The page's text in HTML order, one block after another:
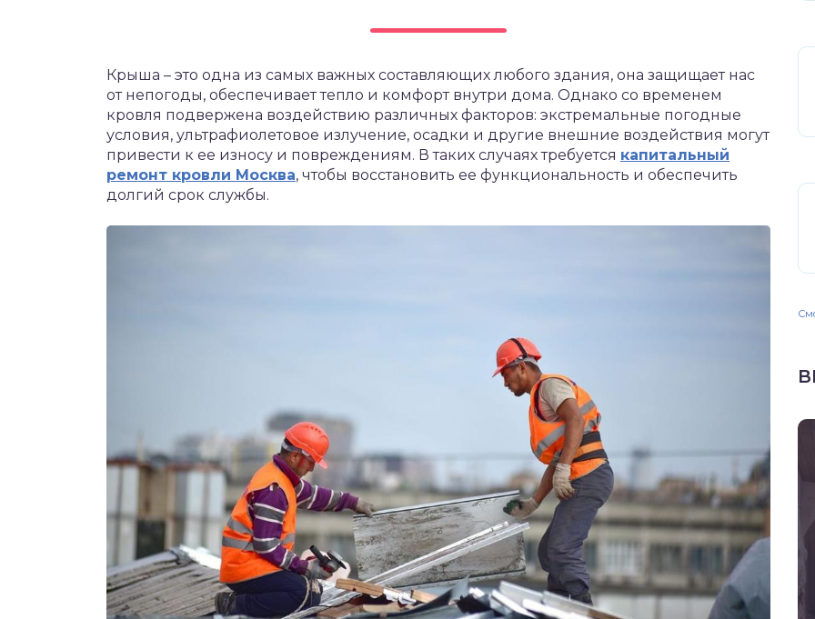
Крыша – это одна из самых важных составляющих любого здания, она защищает нас
от непогоды, обеспечивает тепло и комфорт внутри дома. Однако со временем
кровля подвержена воздействию различных факторов: экстремальные погодные
условия, ультрафиолетовое излучение, осадки и другие внешние воздействия могут
привести к ее износу и повреждениям. В таких случаях требуется капитальный
ремонт кровли Москва, чтобы восстановить ее функциональность и обеспечить
долгий срок службы.